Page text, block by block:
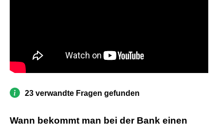
23 verwandte Fragen gefunden
Wann bekommt man bei der Bank einen